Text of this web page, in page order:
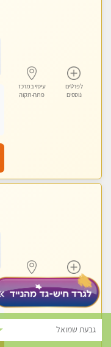
גבעת שמואל
לפרטים
נוספים
עיסוי במרכז
פתח-תקוה
לפרטים
נוספים
עיסוי במרכז
פתח-תקוה